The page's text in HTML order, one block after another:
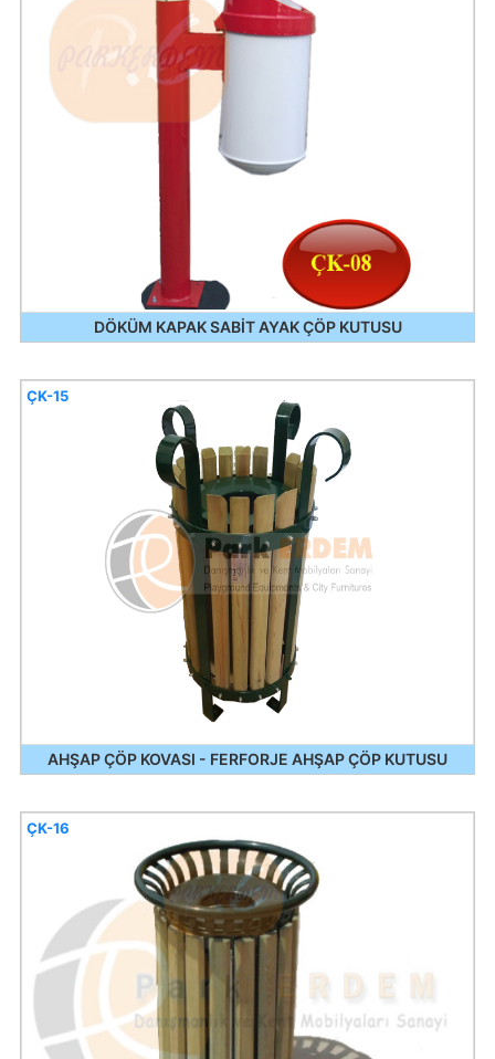
DÖKÜM KAPAK SABİT AYAK ÇÖP KUTUSU
AHŞAP ÇÖP KOVASI - FERFORJE AHŞAP ÇÖP KUTUSU
ÇK-15
ÇK-16